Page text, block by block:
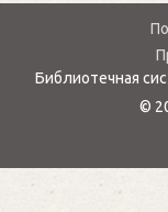
Библиотечная
©